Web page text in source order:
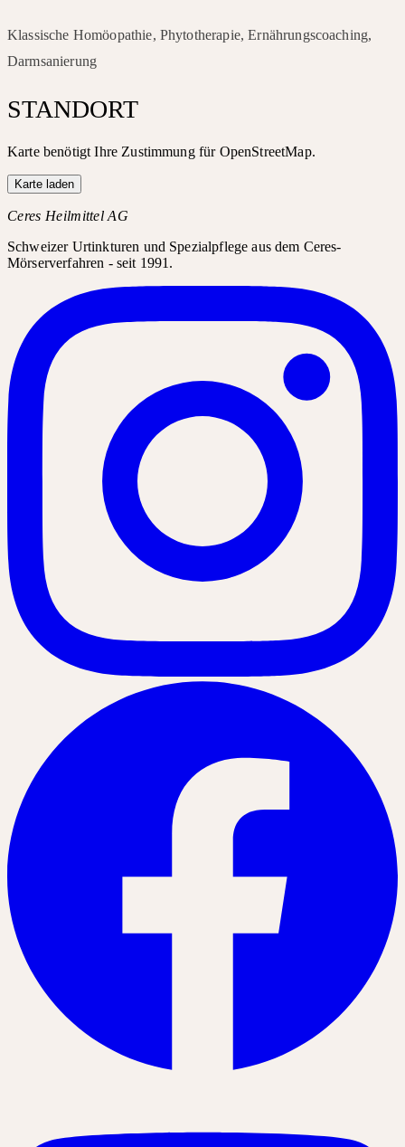
Klassische Homöopathie, Phytotherapie, Ernährungscoaching,
Darmsanierung
STANDORT
Karte benötigt Ihre Zustimmung für OpenStreetMap.
Karte laden
Ceres Heilmittel AG
Schweizer Urtinkturen und Spezialpflege aus dem Ceres-
Mörserverfahren - seit 1991.